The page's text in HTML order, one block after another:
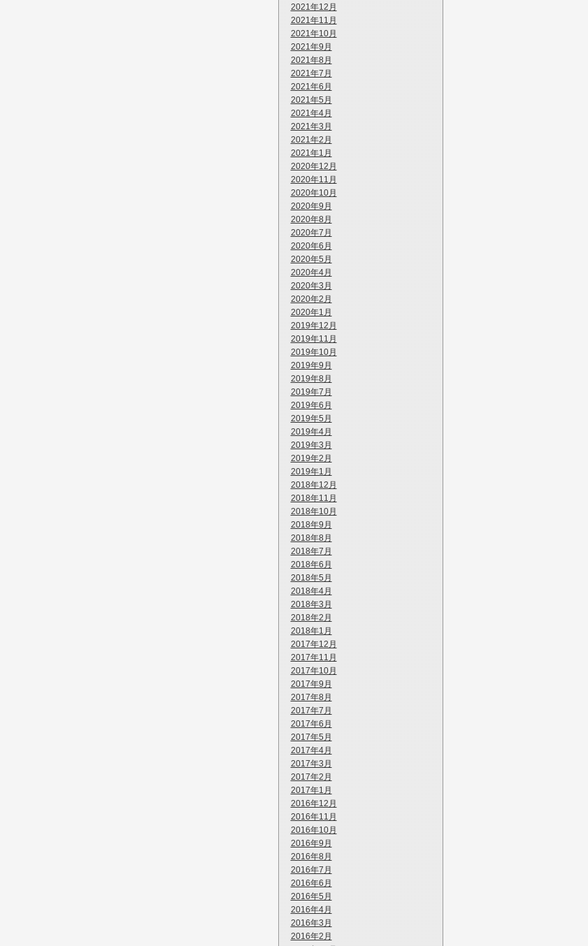
2021年12月
2021年11月
2021年10月
2021年9月
2021年8月
2021年7月
2021年6月
2021年5月
2021年4月
2021年3月
2021年2月
2021年1月
2020年12月
2020年11月
2020年10月
2020年9月
2020年8月
2020年7月
2020年6月
2020年5月
2020年4月
2020年3月
2020年2月
2020年1月
2019年12月
2019年11月
2019年10月
2019年9月
2019年8月
2019年7月
2019年6月
2019年5月
2019年4月
2019年3月
2019年2月
2019年1月
2018年12月
2018年11月
2018年10月
2018年9月
2018年8月
2018年7月
2018年6月
2018年5月
2018年4月
2018年3月
2018年2月
2018年1月
2017年12月
2017年11月
2017年10月
2017年9月
2017年8月
2017年7月
2017年6月
2017年5月
2017年4月
2017年3月
2017年2月
2017年1月
2016年12月
2016年11月
2016年10月
2016年9月
2016年8月
2016年7月
2016年6月
2016年5月
2016年4月
2016年3月
2016年2月